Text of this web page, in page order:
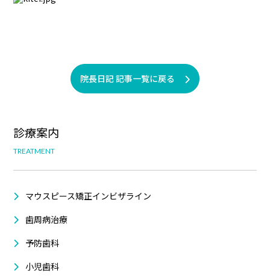
診療案内
TREATMENT
マウスピース矯正インビザライン
歯周病治療
予防歯科
小児歯科
院長日記 記事一覧に戻る